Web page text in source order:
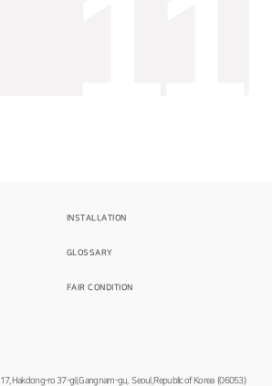
INSTALLATION
GLOSSARY
FAIR CONDITION
17, Hakdong-ro 37-gil, Gangnam-gu, Seoul, Republic of Korea (06053)